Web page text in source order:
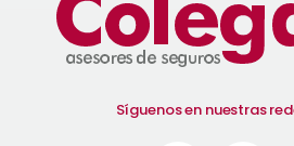
Síguenos en nuestras